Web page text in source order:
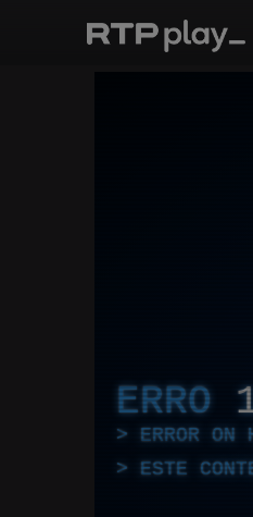
ERRO
ERROR ON
ESTE